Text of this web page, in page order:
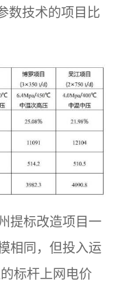
数技术的项目比
提标改造项目一
相同，但投入运
标杆上网电价